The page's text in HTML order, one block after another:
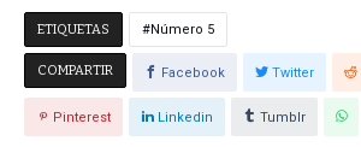
ETIQUETAS Número 5
COMPARTIR Facebook Twitter
Pinterest Linkedin Tumblr